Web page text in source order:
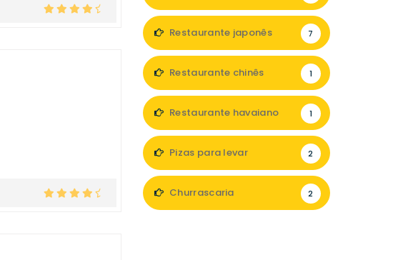
Restaurante japonês 7
Restaurante chinês 1
Restaurante havaiano 1
Pizas para levar 2
Churrascaria 2